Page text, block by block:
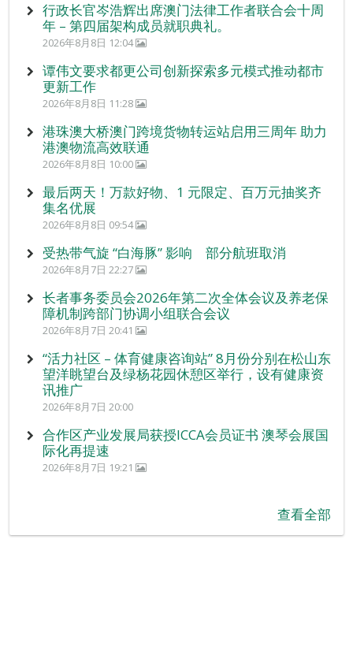
行政长官岑浩辉出席澳门法律工作者联合会十周
年 – 第四届架构成员就职典礼。
2026年8月8日 12:04
谭伟文要求都更公司创新探索多元模式推动都市
更新工作
2026年8月8日 11:28
港珠澳大桥澳门跨境货物转运站启用三周年 助力
港澳物流高效联通
2026年8月8日 10:00
最后两天！万款好物、1 元限定、百万元抽奖齐
集名优展
2026年8月8日 09:54
受热带气旋 “白海豚” 影响 部分航班取消
2026年8月7日 22:27
长者事务委员会2026年第二次全体会议及养老保
障机制跨部门协调小组联合会议
2026年8月7日 20:41
“活力社区 – 体育健康咨询站” 8月份分别在松山东
望洋眺望台及绿杨花园休憩区举行，设有健康资
讯推广
2026年8月7日 20:00
合作区产业发展局获授ICCA会员证书 澳琴会展国
际化再提速
2026年8月7日 19:21
查看全部